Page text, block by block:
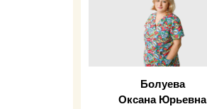
Болуева
Оксана Юрьевна